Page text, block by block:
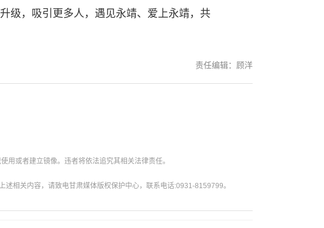
级，吸引更多人，遇见永靖、爱上永靖，共
责任编辑：顾洋
用或者建立镜像。违者将依法追究其相关法律责任。
相关内容，请致电甘肃媒体版权保护中心，联系电话:0931-8159799。